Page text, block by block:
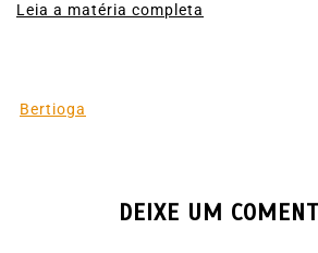
Leia a matéria completa
Bertioga
DEIXE UM